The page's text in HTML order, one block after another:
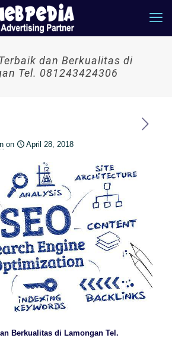
dan Berkualitas di
Tel. 081243424306
on April 28, 2018
Berkualitas di Lamongan Tel.